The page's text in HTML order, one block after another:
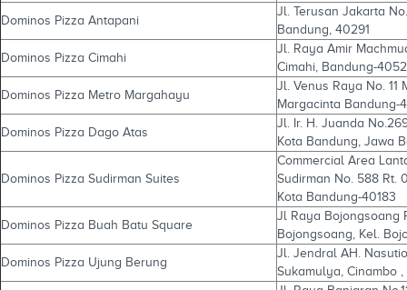
Dominos Pizza Antapani
Jl. Terusan Jakarta
Bandung, 40291
Dominos Pizza Cimahi
Jl. Raya Amir
Cimahi, Bandung-
Dominos Pizza Metro Margahayu
Jl. Venus Raya No. 11
Margacinta Bandung-
Dominos Pizza Dago Atas
Jl. Ir. H. Juanda
Kota Bandung, Jawa
Dominos Pizza Sudirman Suites
Commercial Area
Sudirman No. 588 Rt.
Kota Bandung-40183
Dominos Pizza Buah Batu Square
Jl Raya Bojongsoang
Bojongsoang, Kel.
Dominos Pizza Ujung Berung
Jl. Jendral AH.
Sukamulya, Cinambo